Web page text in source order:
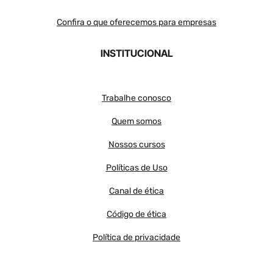
Confira o que oferecemos para empresas
INSTITUCIONAL
Trabalhe conosco
Quem somos
Nossos cursos
Políticas de Uso
Canal de ética
Código de ética
Política de privacidade